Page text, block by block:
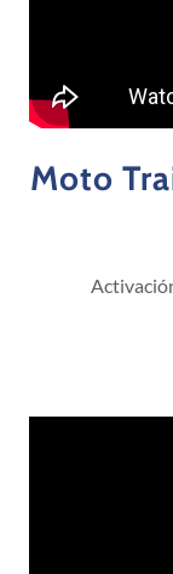
Moto